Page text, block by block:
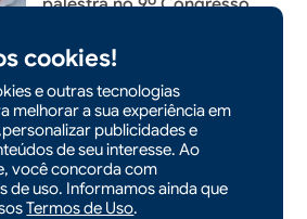
cookies!
e outras tecnologias
melhorar a sua experiência em
publicidades e
de seu interesse. Ao
você concorda com
de uso. Informamos ainda que
Termos de Uso.
palestra no 9º Congresso
Digitais e Inteligentes